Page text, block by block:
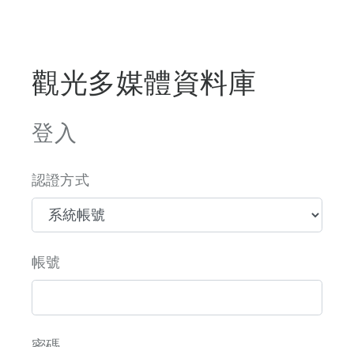
觀光多媒體資料庫
登入
認證方式
帳號